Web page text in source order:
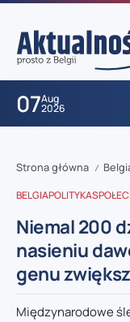
07Aug
2026
Strona główna /
BELGIAPOLITYKA
Niemal 200
nasieniu
genu
Międzynarodowe